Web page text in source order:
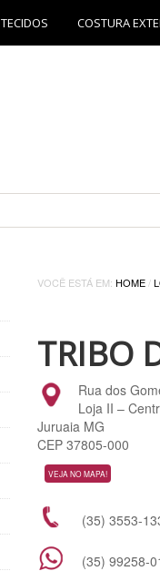
TECIDOS COSTURA
VOCÊ ESTÁ EM: HOME/
TRIBO
Rua dos
Loja II –
Juruaia MG
CEP 37805-000
VEJA NO MAPA!
(35) 3553-
(35) 99258-